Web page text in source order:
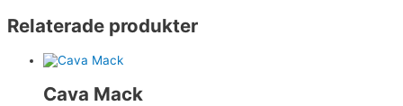
Relaterade produkter
Cava Mack